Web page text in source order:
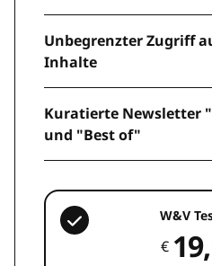
Unbegrenzter Zugriff
Inhalte
Kuratierte Newsletter
und "Best of"
W&V
€